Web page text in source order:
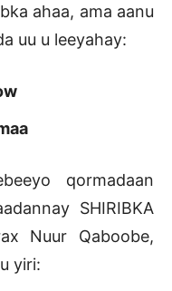
ahaa, ama aanu
uu u leeyahay:
qormadaan
SHIRIBKA
Nuur Qaboobe,
yiri: